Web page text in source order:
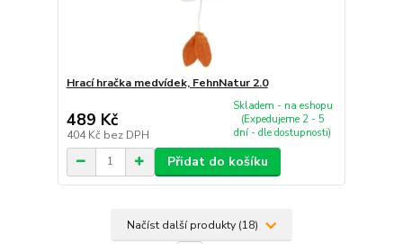
Hrací hračka medvídek, FehnNatur 2.0
489 Kč
404 Kč bez DPH
Skladem - na eshopu
(Expedujeme 2 - 5
dní - dle dostupnosti)
Přidat do košíku
Načíst další produkty (18)